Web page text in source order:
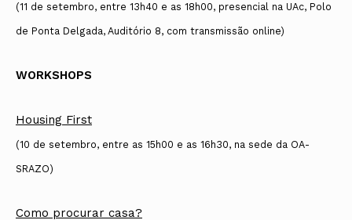
(11 de setembro, entre 13h40 e as 18h00, presencial na UAc, Polo
de Ponta Delgada, Auditório 8, com transmissão online)
WORKSHOPS
Housing First
(10 de setembro, entre as 15h00 e as 16h30, na sede da OA-
SRAZO)
Como procurar casa?